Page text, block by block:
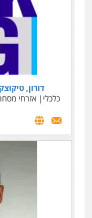
דורון,
כלכלי
אזרחי
כלכלי מיסים